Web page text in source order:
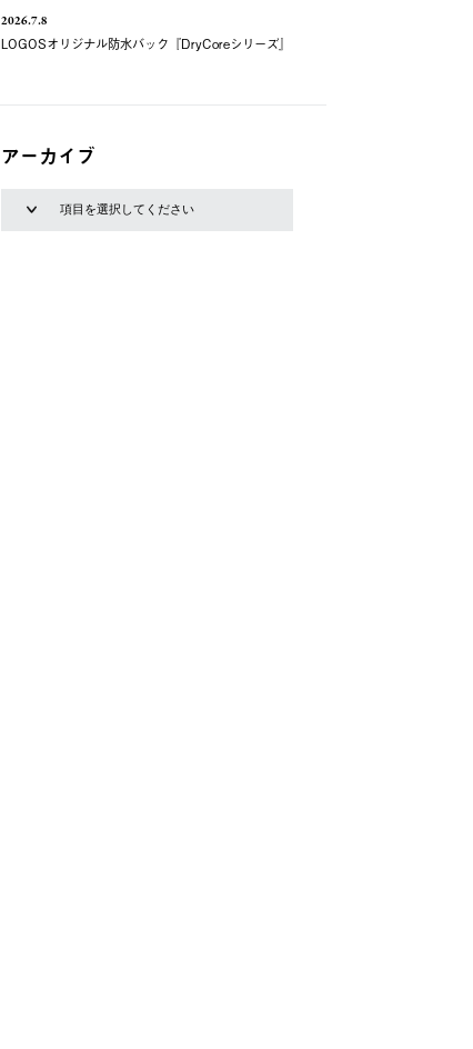
2026.7.8
LOGOSオリジナル防水バック『DryCoreシリーズ』
アーカイブ